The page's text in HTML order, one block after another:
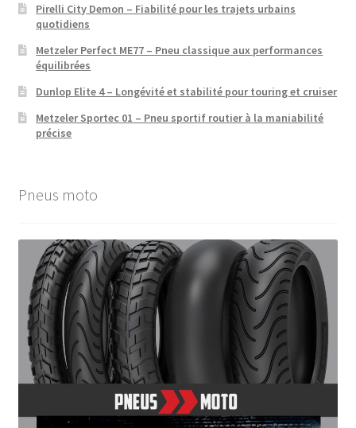
Pirelli City Demon – Fiabilité pour les trajets urbains
quotidiens
Metzeler Perfect ME77 – Pneu classique aux performances
équilibrées
Dunlop Elite 4 – Longévité et stabilité pour touring et cruiser
Metzeler Sportec 01 – Pneu sportif routier à la maniabilité
précise
Pneus moto